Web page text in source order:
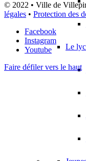
Le
© 2022 • Ville de
légales • Protection des
Facebook
Instagram
Youtube
Faire défiler vers le haut